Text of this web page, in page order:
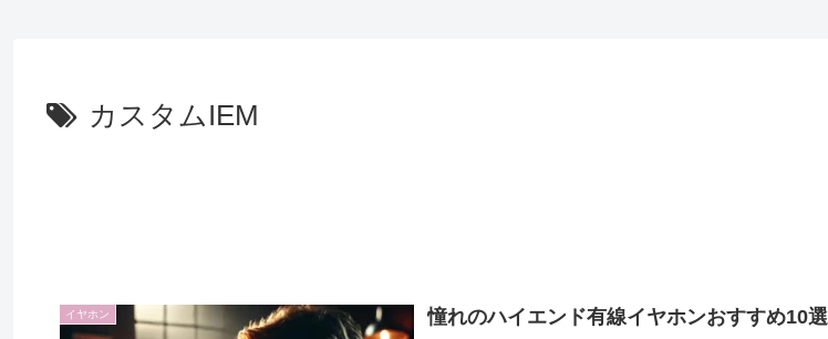
カスタムIEM
イヤホン 憧れのハイエンド有線イヤホンおすすめ10選